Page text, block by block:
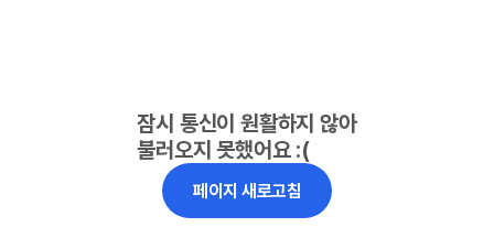
잠시 통신이 원활하지 않아
불러오지 못했어요 :(
페이지 새로고침